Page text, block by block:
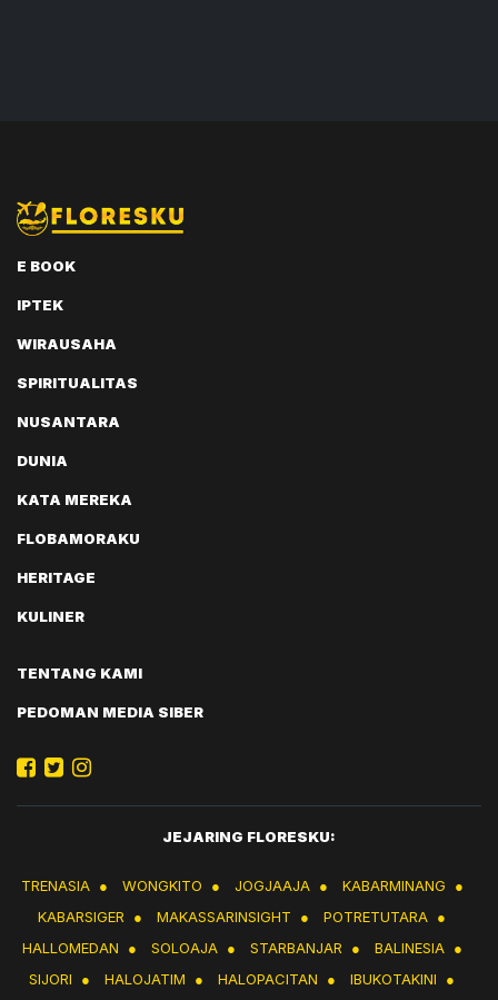
E BOOK
IPTEK
WIRAUSAHA
SPIRITUALITAS
NUSANTARA
DUNIA
KATA MEREKA
FLOBAMORAKU
HERITAGE
KULINER
TENTANG KAMI
PEDOMAN MEDIA SIBER
JEJARING FLORESKU:
TRENASIA ● WONGKITO ● JOGJAAJA ● KABARMINANG
●
KABARSIGER
● MAKASSARINSIGHT ● POTRETUTARA ●
HALLOMEDAN
● SOLOAJA ● STARBANJAR ● BALINESIA ●
SIJORI
● HALOJATIM ● HALOPACITAN ● IBUKOTAKINI ●